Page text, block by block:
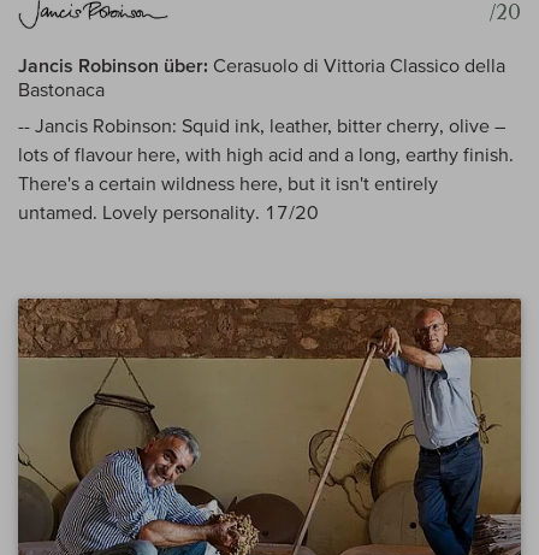
/20
Jancis Robinson über: Cerasuolo di Vittoria Classico della
Bastonaca
-- Jancis Robinson: Squid ink, leather, bitter cherry, olive –
lots of flavour here, with high acid and a long, earthy finish.
There's a certain wildness here, but it isn't entirely
untamed. Lovely personality. 17/20